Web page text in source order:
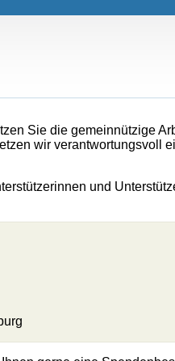
Sie die gemeinnützige
wir
und